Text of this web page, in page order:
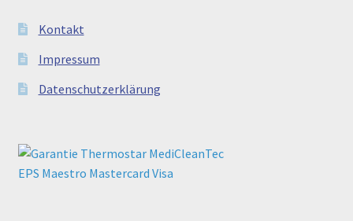
Kontakt
Impressum
Datenschutzerklärung